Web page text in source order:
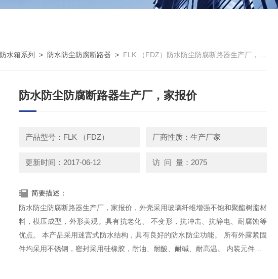
防水箱系列 > 防水防尘防腐断路器 > FLK （FDZ）防水防尘防腐断路器生产厂，家报价
防水防尘防腐断路器生产厂，家报价
产品型号：FLK （FDZ） 厂商性质：生产厂家
更新时间：2017-06-12 访 问 量：2075
简要描述：
防水防尘防腐断路器生产厂，家报价，外壳采用玻璃纤维增强不饱和聚酯树脂材
料，模压成型，外形美观。具有抗老化、 不变形，抗冲击、抗静电、耐腐蚀等
优点。 本产品采用迷宫式防水结构，具有良好的防水防尘功能。 所有外露紧固
件均采用不锈钢，密封采用硅橡胶，耐油、耐酸、耐碱、耐高温。 内装元件为C